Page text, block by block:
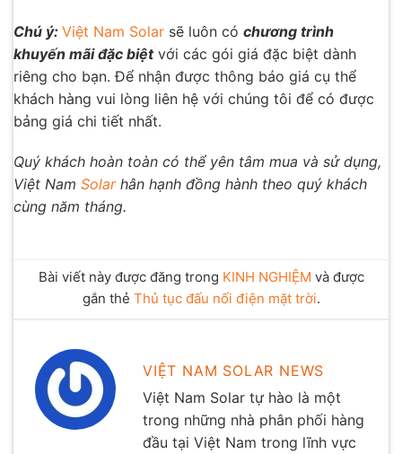
Chú ý: Việt Nam Solar sẽ luôn có chương trình
khuyến mãi đặc biệtvới các gói giá đặc biệt dành
riêng cho bạn. Để nhận được thông báo giá cụ thể
khách hàng vui lòng liên hệ với chúng tôi để có được
bảng giá chi tiết nhất.
Quý khách hoàn toàn có thể yên tâm mua và sử dụng,
Việt Nam Solarhân hạnh đồng hành theo quý khách
cùng năm tháng.
Bài viết này được đăng trong KINH NGHIỆM và được
gắn thẻ Thủ tục đấu nối điện mặt trời.
VIỆT NAM SOLAR NEWS
Việt Nam Solar tự hào là một
trong những nhà phân phối hàng
đầu tại Việt Nam trong lĩnh vực